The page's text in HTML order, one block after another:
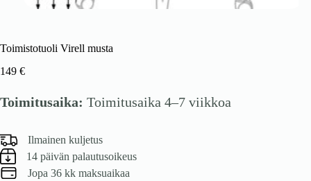
Toimistotuoli Virell musta
149 €
Toimitusaika: Toimitusaika 4–7 viikkoa
Ilmainen kuljetus
14 päivän palautusoikeus
Jopa 36 kk maksuaikaa